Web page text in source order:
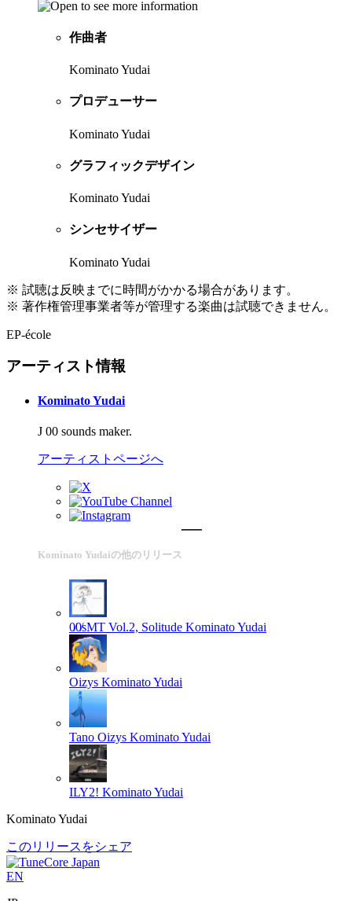
作曲者
Kominato Yudai
プロデューサー
Kominato Yudai
グラフィックデザイン
Kominato Yudai
シンセサイザー
Kominato Yudai
※ 試聴は反映までに時間がかかる場合があります。
※ 著作権管理事業者等が管理する楽曲は試聴できません。
EP-école
アーティスト情報
Kominato Yudai
J 00 sounds maker.
アーティストページへ
Kominato Yudaiの他のリリース
0̸0̸sMT Vol.2, Solitude Kominato Yudai
Oizys Kominato Yudai
Tano Oizys Kominato Yudai
ILY2! Kominato Yudai
Kominato Yudai
このリリースをシェア
EN